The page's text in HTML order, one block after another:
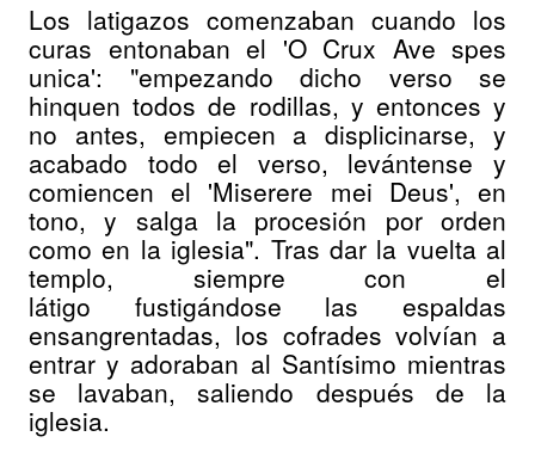
Los latigazos comenzaban cuando los
curas entonaban el 'O Crux Ave spes
unica': "empezando dicho verso se
hinquen todos de rodillas, y entonces y
no antes, empiecen a displicinarse, y
acabado todo el verso, levántense y
comiencen el 'Miserere mei Deus', en
tono, y salga la procesión por orden
como en la iglesia". Tras dar la vuelta al
templo, siempre con el
látigo fustigándose las espaldas
ensangrentadas, los cofrades volvían a
entrar y adoraban al Santísimo mientras
se lavaban, saliendo después de la
iglesia.